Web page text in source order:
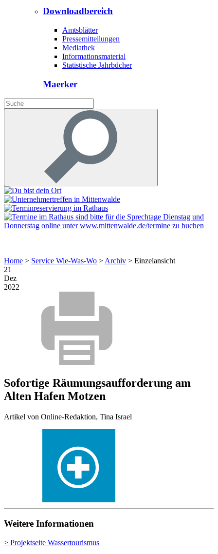
Downloadbereich
Amtsblätter
Pressemitteilungen
Mediathek
Informationsmaterial
Statistische Jahrbücher
Maerker
Home > Service Wie-Was-Wo >Archiv > Einzelansicht
21
Dez
2022
Sofortige Räumungsaufforderung am
Alten Hafen Motzen
Artikel von Online-Redaktion, Tina Israel
Weitere Informationen
> Projektseite Wassertourismus